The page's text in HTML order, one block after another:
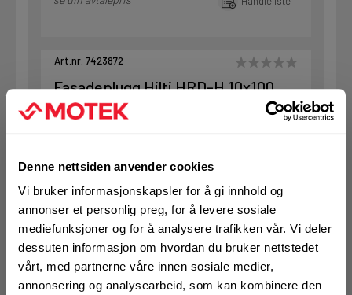
Denne nettsiden anvender cookies
Vi bruker informasjonskapsler for å gi innhold og
annonser et personlig preg, for å levere sosiale
mediefunksjoner og for å analysere trafikken vår. Vi deler
dessuten informasjon om hvordan du bruker nettstedet
vårt, med partnerne våre innen sosiale medier,
annonsering og analysearbeid, som kan kombinere den
Art.nr. 7423872
Fasadeplugg Hilti HRD-H 10x100
På nettlager
1 Pakke a 50 Stk
Alternativ pakning
Logg inn eller
registrer deg for å
se din avtalepris
KJØP
Handleliste